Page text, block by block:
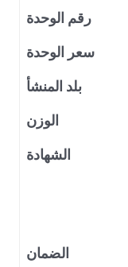
رقم الوحدة
سعر الوحدة
بلد المنشأ
الوزن
الشهادة
الضمان